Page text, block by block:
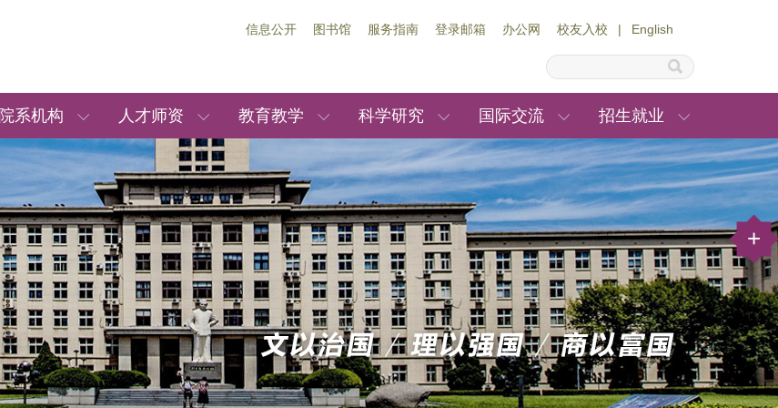
信息公开 图书馆 服务指南 登录邮箱 办公网 校友入校 | English
院系机构 人才师资 教育教学 科学研究 国际交流 招生就业
+